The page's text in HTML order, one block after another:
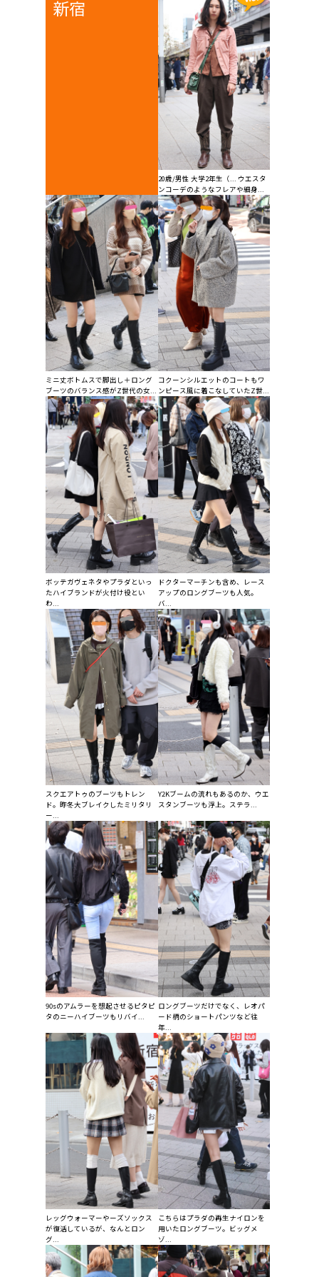
新宿
20歳/男性 大学2年生（... ウエスタ
ンコーデのようなフレアや細身...
ミニ丈ボトムスで脚出し＋ロング
ブーツのバランス感がZ世代の女...
コクーンシルエットのコートもワ
ンピース風に着こなしていたZ世...
ボッテガヴェネタやプラダといっ
たハイブランドが火付け役とい
わ...
ドクターマーチンも含め、レース
アップのロングブーツも人気。
バ...
スクエアトゥのブーツもトレン
ド。昨冬大ブレイクしたミリタリ
ー...
Y2Kブームの流れもあるのか、ウエ
スタンブーツも浮上。ステラ...
90sのアムラーを想起させるピタピ
タのニーハイブーツもリバイ...
ロングブーツだけでなく、レオパ
ード柄のショートパンツなど往
年...
レッグウォーマーやーズソックス
が復活しているが、なんとロン
グ...
こちらはプラダの再生ナイロンを
用いたロングブーツ。ビッグメ
ゾ...